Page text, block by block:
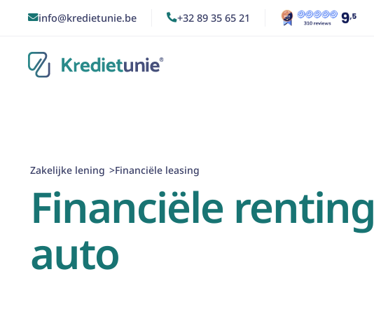
info@kredietunie.be +32 89 35 65 21
Zakelijke lening >Financiële leasing
Financiële renting
auto